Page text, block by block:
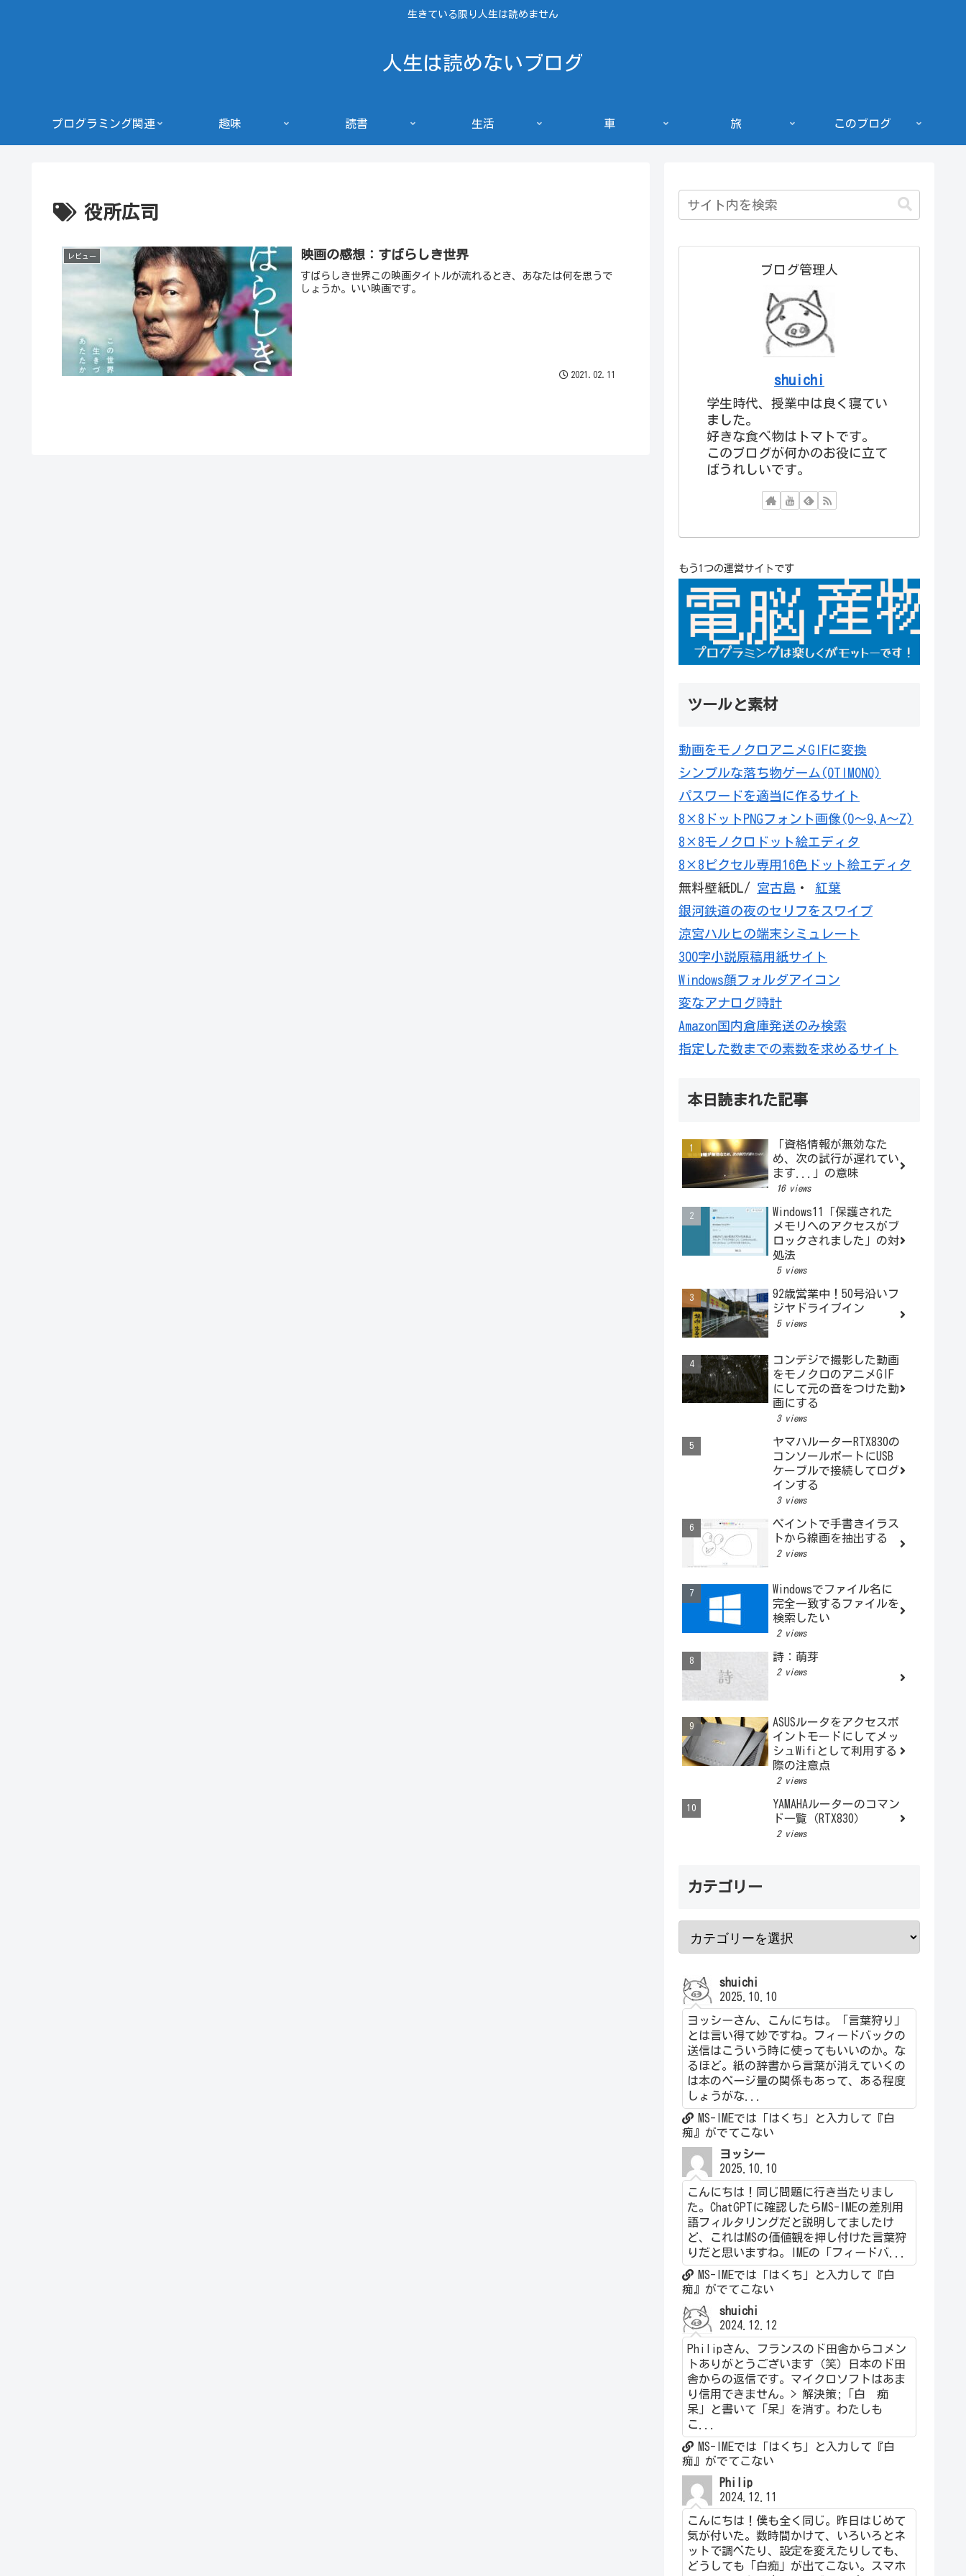
生きている限り人生は読めません
人生は読めないブログ
プログラミング関連 趣味 読書 生活 車 旅 このブログ
役所広司
レビュー 映画の感想：すばらしき世界
すばらしき世界この映画タイトルが流れるとき、あなたは何を思うで
しょうか。いい映画です。
2021.02.11
ブログ管理人
shuichi
学生時代、授業中は良く寝てい
ました。
好きな食べ物はトマトです。
このブログが何かのお役に立て
ばうれしいです。
もう1つの運営サイトです
ツールと素材
動画をモノクロアニメGIFに変換
シンプルな落ち物ゲーム(OTIMONO)
パスワードを適当に作るサイト
8×8ドットPNGフォント画像(0～9,A～Z)
8×8モノクロドット絵エディタ
8×8ピクセル専用16色ドット絵エディタ
無料壁紙DL/ 宮古島 ・ 紅葉
銀河鉄道の夜のセリフをスワイプ
涼宮ハルヒの端末シミュレート
300字小説原稿用紙サイト
Windows顔フォルダアイコン
変なアナログ時計
Amazon国内倉庫発送のみ検索
指定した数までの素数を求めるサイト
本日読まれた記事
「資格情報が無効なた
め、次の試行が遅れてい
ます...」の意味
16 views
Windows11「保護された
メモリへのアクセスがブ
ロックされました」の対
処法
5 views
92歳営業中！50号沿いフ
ジヤドライブイン
5 views
コンデジで撮影した動画
をモノクロのアニメGIF
にして元の音をつけた動
画にする
3 views
ヤマハルーターRTX830の
コンソールポートにUSB
ケーブルで接続してログ
インする
3 views
ペイントで手書きイラス
トから線画を抽出する
2 views
Windowsでファイル名に
完全一致するファイルを
検索したい
2 views
詩：萌芽
2 views
ASUSルータをアクセスポ
イントモードにしてメッ
シュWifiとして利用する
際の注意点
2 views
YAMAHAルーターのコマン
ド一覧（RTX830）
2 views
カテゴリー
shuichi
2025.10.10
ヨッシーさん、こんにちは。「言葉狩り」
とは言い得て妙ですね。フィードバックの
送信はこういう時に使ってもいいのか。な
るほど。紙の辞書から言葉が消えていくの
は本のページ量の関係もあって、ある程度
しょうがな...
MS-IMEでは「はくち」と入力して『白
痴』がでてこない
ヨッシー
2025.10.10
こんにちは！同じ問題に行き当たりまし
た。ChatGPTに確認したらMS-IMEの差別用
語フィルタリングだと説明してましたけ
ど、これはMSの価値観を押し付けた言葉狩
りだと思いますね。IMEの「フィードバ...
MS-IMEでは「はくち」と入力して『白
痴』がでてこない
shuichi
2024.12.12
Philipさん、フランスのド田舎からコメン
トありがとうございます（笑）日本のド田
舎からの返信です。マイクロソフトはあま
り信用できません。> 解決策;「白 痴
呆」と書いて「呆」を消す。わたしも
こ...
MS-IMEでは「はくち」と入力して『白
痴』がでてこない
Philip
2024.12.11
こんにちは！僕も全く同じ。昨日はじめて
気が付いた。数時間かけて、いろいろとネ
ットで調べたり、設定を変えたりしても、
どうしても「白痴」が出てこない。スマホ